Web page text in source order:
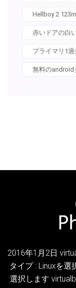
Hellboy 2
赤いドアの白
プライマリ1
無料のandroid
2016年1月2日
タイプ : Linuxを選
選択します